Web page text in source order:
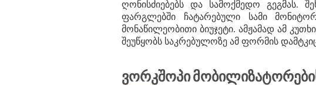
ღონისძიებებს და სამოქმედო გეგმას.
ფარგლებში ჩატარებული სამი
მონაწილეობითი ბიუჯეტი. ამჟამად ამ
შეუწყობს საკრებულოზე ამ ფორმის
Ვორკშოპი